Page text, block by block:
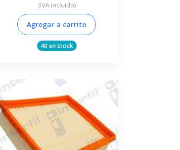
(IVA incluido)
Agregar a carrito
40 en stock